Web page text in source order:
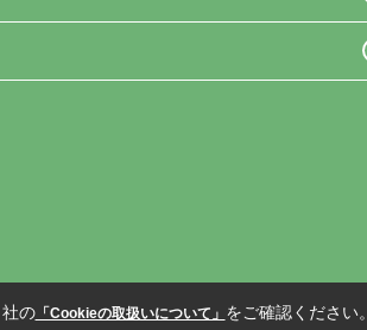
の「Cookieの取扱いについて」 をご確認ください。